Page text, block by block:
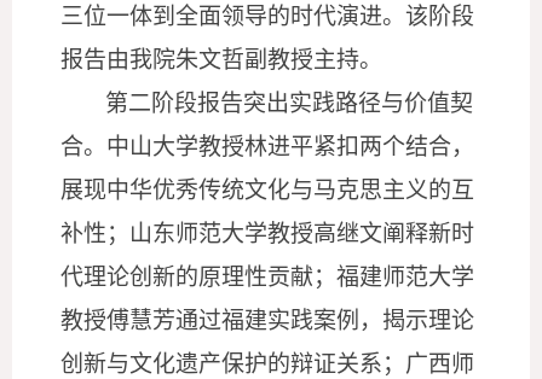
三位一体到全面领导的时代演进。 该阶段
报告由我院朱文哲副教授主持。
第二阶段报告突出实践路径与价值契
合。中山大学教授林进平紧扣两个结合，
展现中华优秀传统文化与马克思主义的互
补性；山东师范大学教授高继文阐释新时
代理论创新的原理性贡献；福建师范大学
教授傅慧芳通过福建实践案例，揭示理论
创新与文化遗产保护的辩证关系；广西师